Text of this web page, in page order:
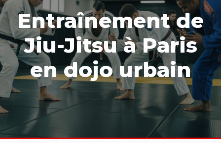
Entraînement de
Jiu-Jitsu à Paris
en dojo urbain